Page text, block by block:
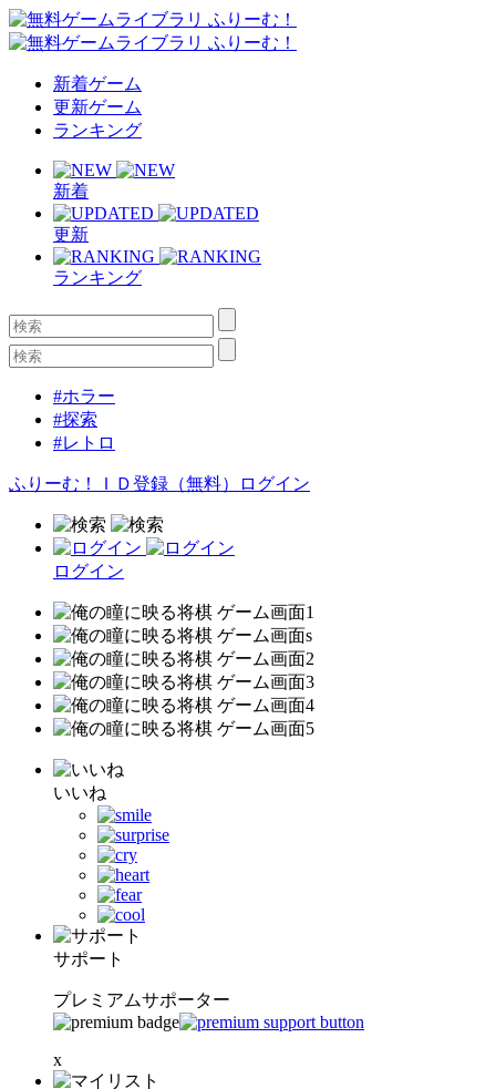
新着ゲーム
更新ゲーム
ランキング
新着
更新
ランキング
#ホラー
#探索
#レトロ
ふりーむ！ＩＤ登録（無料） ログイン
ログイン
いいね
サポート
プレミアムサポーター
x